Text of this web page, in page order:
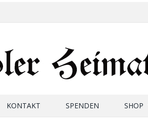
KONTAKT SPENDEN SHOP